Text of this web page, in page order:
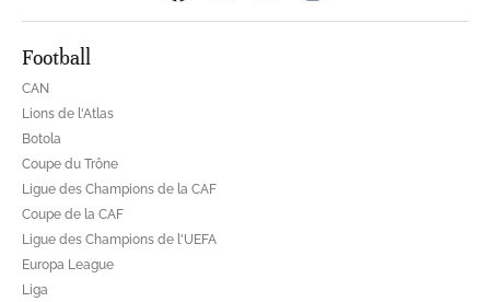
Football
CAN
Lions de l'Atlas
Botola
Coupe du Trône
Ligue des Champions de la CAF
Coupe de la CAF
Ligue des Champions de l'UEFA
Europa League
Liga